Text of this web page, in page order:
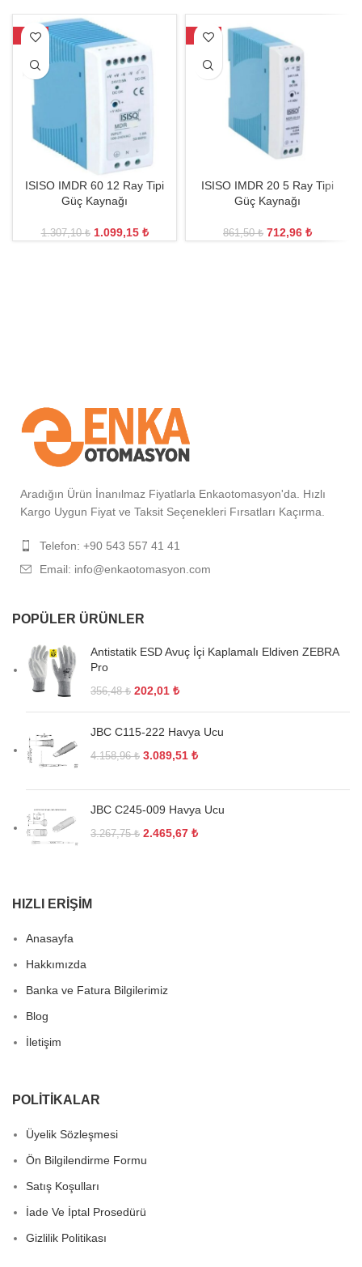
-16%
ISISO IMDR 60 12 Ray Tipi
Güç Kaynağı
1.307,10₺ 1.099,15 ₺
-17%
ISISO IMDR 20 5 Ray Tipi
Güç Kaynağı
861,50₺ 712,96 ₺
Aradığın Ürün İnanılmaz Fiyatlarla Enkaotomasyon'da. Hızlı
Kargo Uygun Fiyat ve Taksit Seçenekleri Fırsatları Kaçırma.
Telefon: +90 543 557 41 41
Email: info@enkaotomasyon.com
POPÜLER ÜRÜNLER
Antistatik ESD Avuç İçi Kaplamalı Eldiven ZEBRA
Pro
356,48₺ 202,01 ₺
JBC C115-222 Havya Ucu
4.158,96₺ 3.089,51 ₺
JBC C245-009 Havya Ucu
3.267,75₺ 2.465,67 ₺
HIZLI ERIŞIM
Anasayfa
Hakkımızda
Banka ve Fatura Bilgilerimiz
Blog
İletişim
POLITIKALAR
Üyelik Sözleşmesi
Ön Bilgilendirme Formu
Satış Koşulları
İade Ve İptal Prosedürü
Gizlilik Politikası